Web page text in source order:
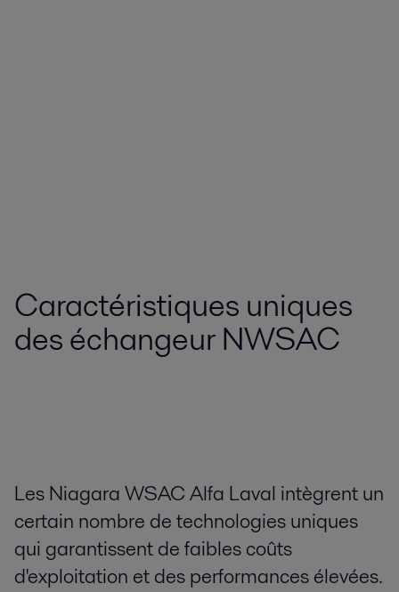
Caractéristiques uniques
des échangeur NWSAC
Les Niagara WSAC Alfa Laval intègrent un
certain nombre de technologies uniques
qui garantissent de faibles coûts
d'exploitation et des performances élevées.